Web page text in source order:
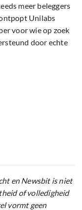
meer beleggers
Unilabs
voor wie op zoek
door echte
en Newsbit is niet
of volledigheid
vormt geen